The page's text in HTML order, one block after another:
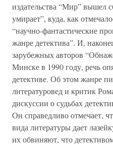
издательства “Мир” вышел
умирает”, куда, как
“научно-фантастические
жанре детектива”. И,
зарубежных авторов
Минске в 1990 году, речь
детективе. Об этом жанре
литературовед и критик
дискуссии о судьбах
Он справедливо отмечает,
вида литературы дает
их обвиняют, что